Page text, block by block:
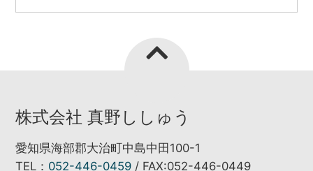
株式会社 真野ししゅう
愛知県海部郡大治町中島中田100-1
TEL： 052-446-0459 / FAX:052-446-0449